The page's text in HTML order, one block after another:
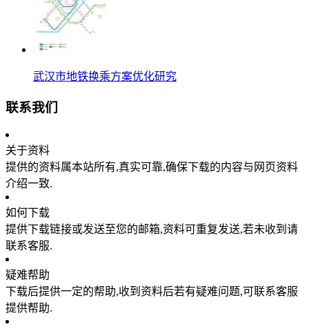
武汉市地铁换乘方案优化研究
联系我们
关于资料
提供的资料属本站所有,真实可靠,确保下载的内容与网页资料
介绍一致.
如何下载
提供下载链接或发送至您的邮箱,资料可重复发送,若未收到请
联系客服.
疑难帮助
下载后提供一定的帮助,收到资料后若有疑难问题,可联系客服
提供帮助.